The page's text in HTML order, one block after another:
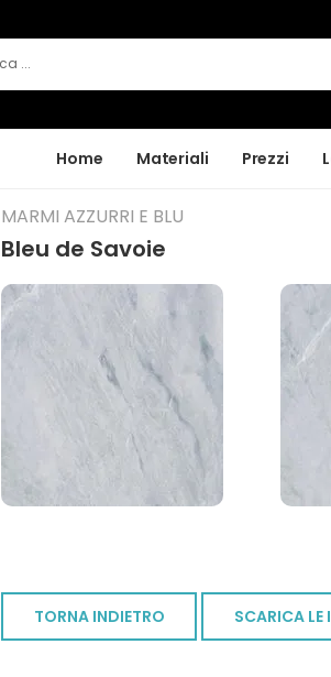
Home Materiali Prezzi
MARMI AZZURRI E BLU
Bleu de Savoie
TORNA INDIETRO SCARICA